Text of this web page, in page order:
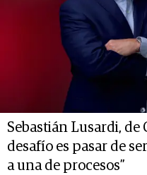
Sebastián Lusardi, de
desafío es pasar de
a una de procesos”